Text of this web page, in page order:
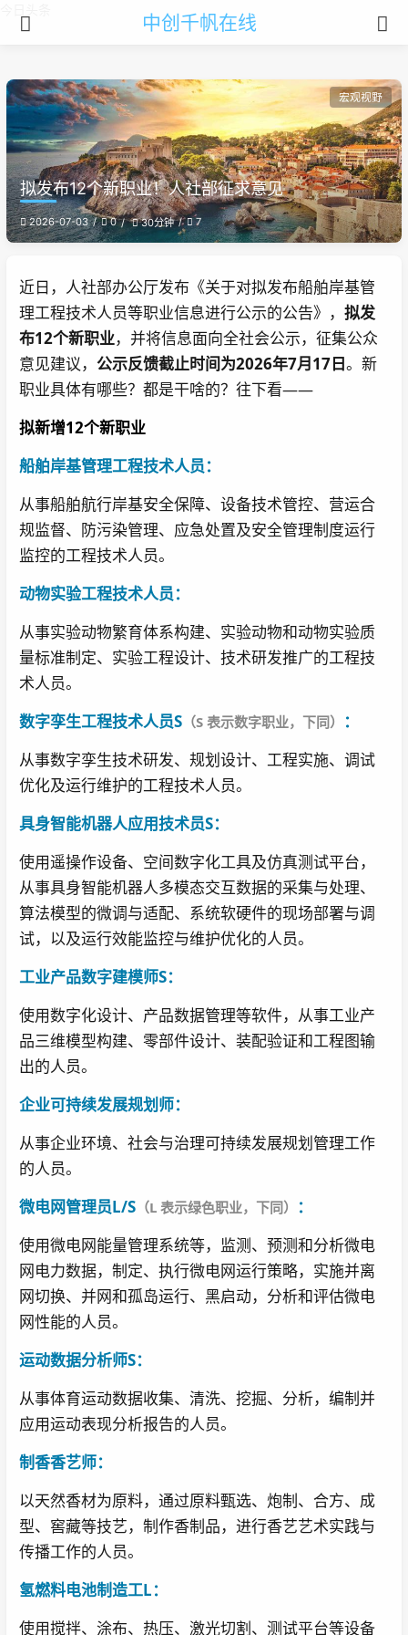
中创千帆在线
宏观视野
拟发布12个新职业！人社部征求意见
2026-07-03 0 30分钟 7
近日，人社部办公厅发布《关于对拟发布船舶岸基管
理工程技术人员等职业信息进行公示的公告》， 拟发
布12个新职业，并将信息面向全社会公示，征集公众
意见建议， 公示反馈截止时间为2026年7月17日。新
职业具体有哪些？都是干啥的？往下看——
拟新增12个新职业
船舶岸基管理工程技术人员：
从事船舶航行岸基安全保障、设备技术管控、营运合
规监督、防污染管理、应急处置及安全管理制度运行
监控的工程技术人员。
动物实验工程技术人员：
从事实验动物繁育体系构建、实验动物和动物实验质
量标准制定、实验工程设计、技术研发推广的工程技
术人员。
数字孪生工程技术人员S （S 表示数字职业，下同）
：
从事数字孪生技术研发、规划设计、工程实施、调试
优化及运行维护的工程技术人员。
具身智能机器人应用技术员S：
使用遥操作设备、空间数字化工具及仿真测试平台，
从事具身智能机器人多模态交互数据的采集与处理、
算法模型的微调与适配、系统软硬件的现场部署与调
试，以及运行效能监控与维护优化的人员。
工业产品数字建模师S：
使用数字化设计、产品数据管理等软件，从事工业产
品三维模型构建、零部件设计、装配验证和工程图输
出的人员。
企业可持续发展规划师：
从事企业环境、社会与治理可持续发展规划管理工作
的人员。
微电网管理员L/S （L 表示绿色职业，下同）
：
使用微电网能量管理系统等，监测、预测和分析微电
网电力数据，制定、执行微电网运行策略，实施并离
网切换、并网和孤岛运行、黑启动，分析和评估微电
网性能的人员。
运动数据分析师S：
从事体育运动数据收集、清洗、挖掘、分析，编制并
应用运动表现分析报告的人员。
制香香艺师：
以天然香材为原料，通过原料甄选、炮制、合方、成
型、窖藏等技艺，制作香制品，进行香艺艺术实践与
传播工作的人员。
氢燃料电池制造工L：
使用搅拌、涂布、热压、激光切割、测试平台等设备